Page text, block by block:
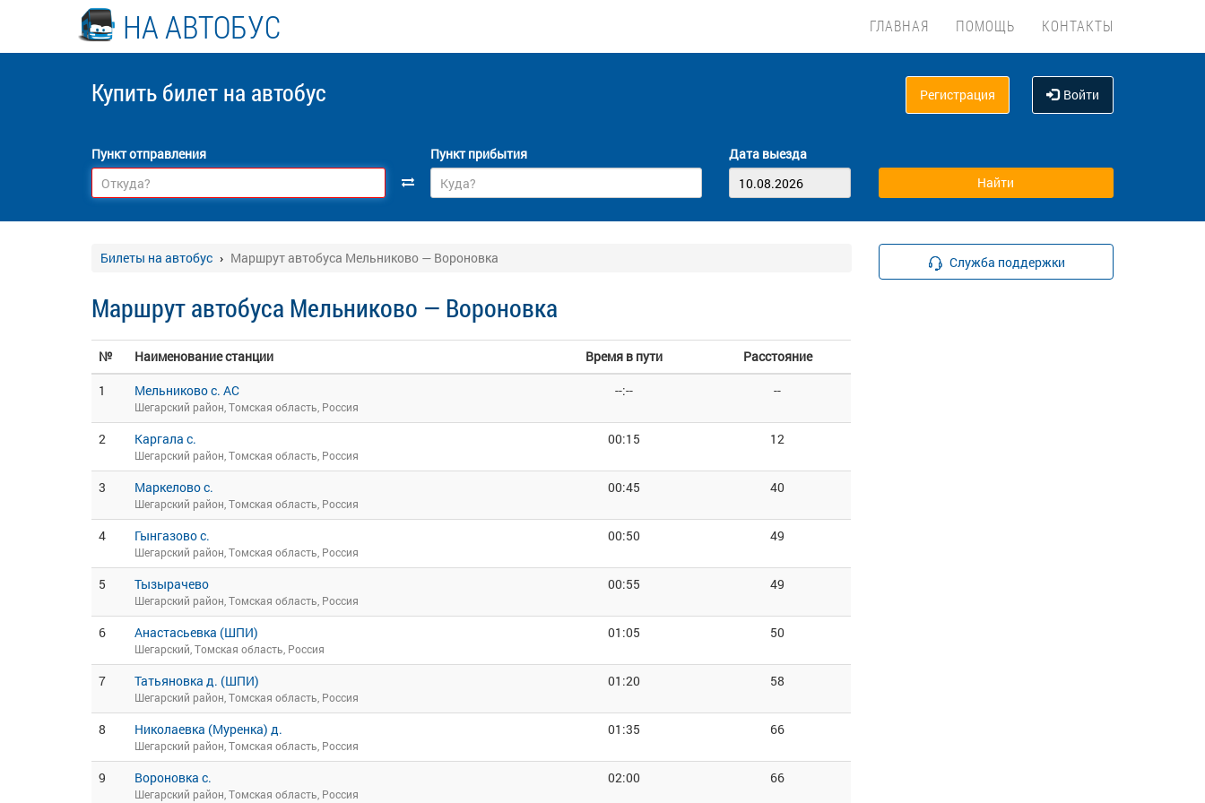
НА АВТОБУС ГЛАВНАЯ ПОМОЩЬ КОНТАКТЫ
Купить билет на автобус Регистрация Войти
Пункт отправления Пункт прибытия Дата выезда
Билеты на автобус Маршрут автобуса Мельниково — Вороновка
Маршрут автобуса Мельниково — Вороновка
№ Наименование станции Время в пути
Расстояние
1
Мельниково с. АС
Шегарский район, Томская область, Россия
--:-- --
2 Каргала с.
Шегарский район, Томская область, Россия
00:15 12
3 Маркелово с.
Шегарский район, Томская область, Россия
00:45 40
4 Гынгазово с.
Шегарский район, Томская область, Россия
00:50 49
5 Тызырачево
Шегарский район, Томская область, Россия
00:55 49
6 Анастасьевка (ШПИ)
Шегарский, Томская область, Россия
01:05 50
7 Татьяновка д. (ШПИ)
Шегарский район, Томская область, Россия
01:20 58
8 Николаевка (Муренка) д.
Шегарский район, Томская область, Россия
01:35 66
9 Вороновка с.
Шегарский район, Томская область, Россия
02:00 66
Служба поддержки